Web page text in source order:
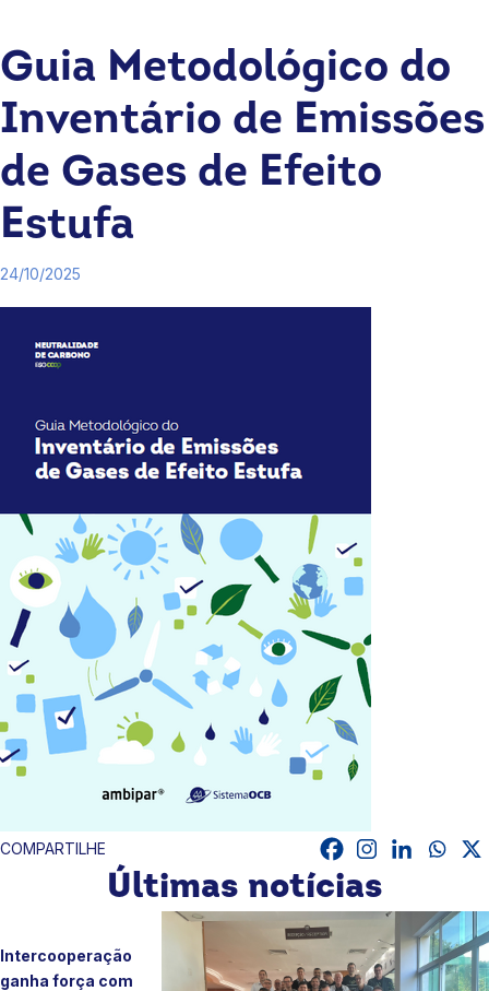
Guia Metodológico do
Inventário de Emissões
de Gases de Efeito
Estufa
24/10/2025
COMPARTILHE
Últimas notícias
Intercooperação
ganha força com